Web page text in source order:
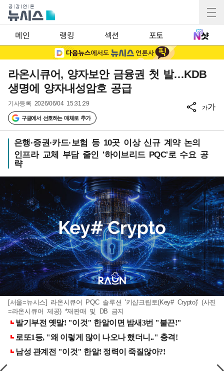
메인 랭킹 섹션 포토
라온시큐어, 양자보안 금융권 첫 발…KDB
생명에 양자내성암호 공급
기사등록 2026/06/04 15:31:29
구글에서 선호하는 매체로 추가
가가
은행·증권·카드·보험 등 10곳 이상 신규 계약 논의
인프라 교체 부담 줄인 '하이브리드 PQC'로 수요 공
략
[서울=뉴시스] 라온시큐어 PQC 솔루션 '키샵크립토(Key# Crypto)' (사진
=라온시큐어 제공) *재판매 및 DB 금지